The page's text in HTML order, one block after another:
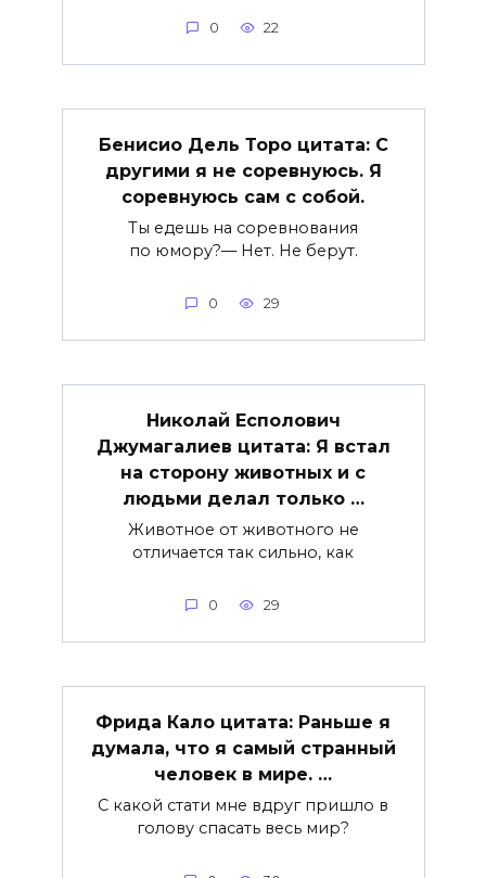
0 22
Бенисио Дель Торо цитата: С
другими я не соревнуюсь. Я
соревнуюсь сам с собой.
Ты едешь на соревнования
по юмору?— Нет. Не берут.
0 29
Николай Есполович
Джумагалиев цитата: Я встал
на сторону животных и с
людьми делал только …
Животное от животного не
отличается так сильно, как
0 29
Фрида Кало цитата: Раньше я
думала, что я самый странный
человек в мире. …
С какой стати мне вдруг пришло в
голову спасать весь мир?